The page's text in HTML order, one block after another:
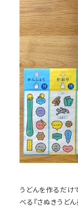
うどんを作るだけ
べる『さぬきうど